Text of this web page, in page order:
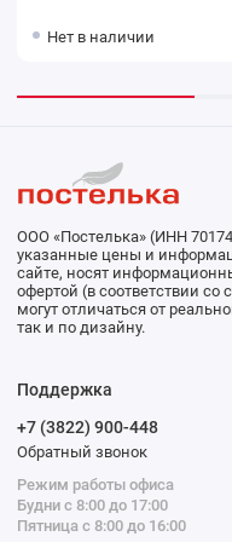
Нет в наличии
ООО «Постелька» (ИНН
указанные цены и
сайте, носят
офертой (в соответствии со
могут отличаться от
так и по дизайну.
Поддержка
+7 (3822) 900-448
Обратный звонок
Режим работы офиса
Будни с 8:00 до 17:00
Пятница с 8:00 до 16:00